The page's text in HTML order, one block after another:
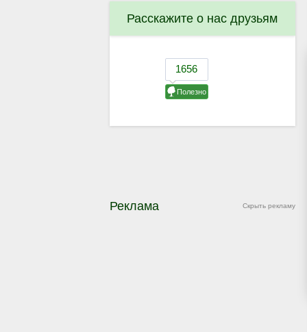
Расскажите о нас друзьям
Скрыть рекламу
Реклама